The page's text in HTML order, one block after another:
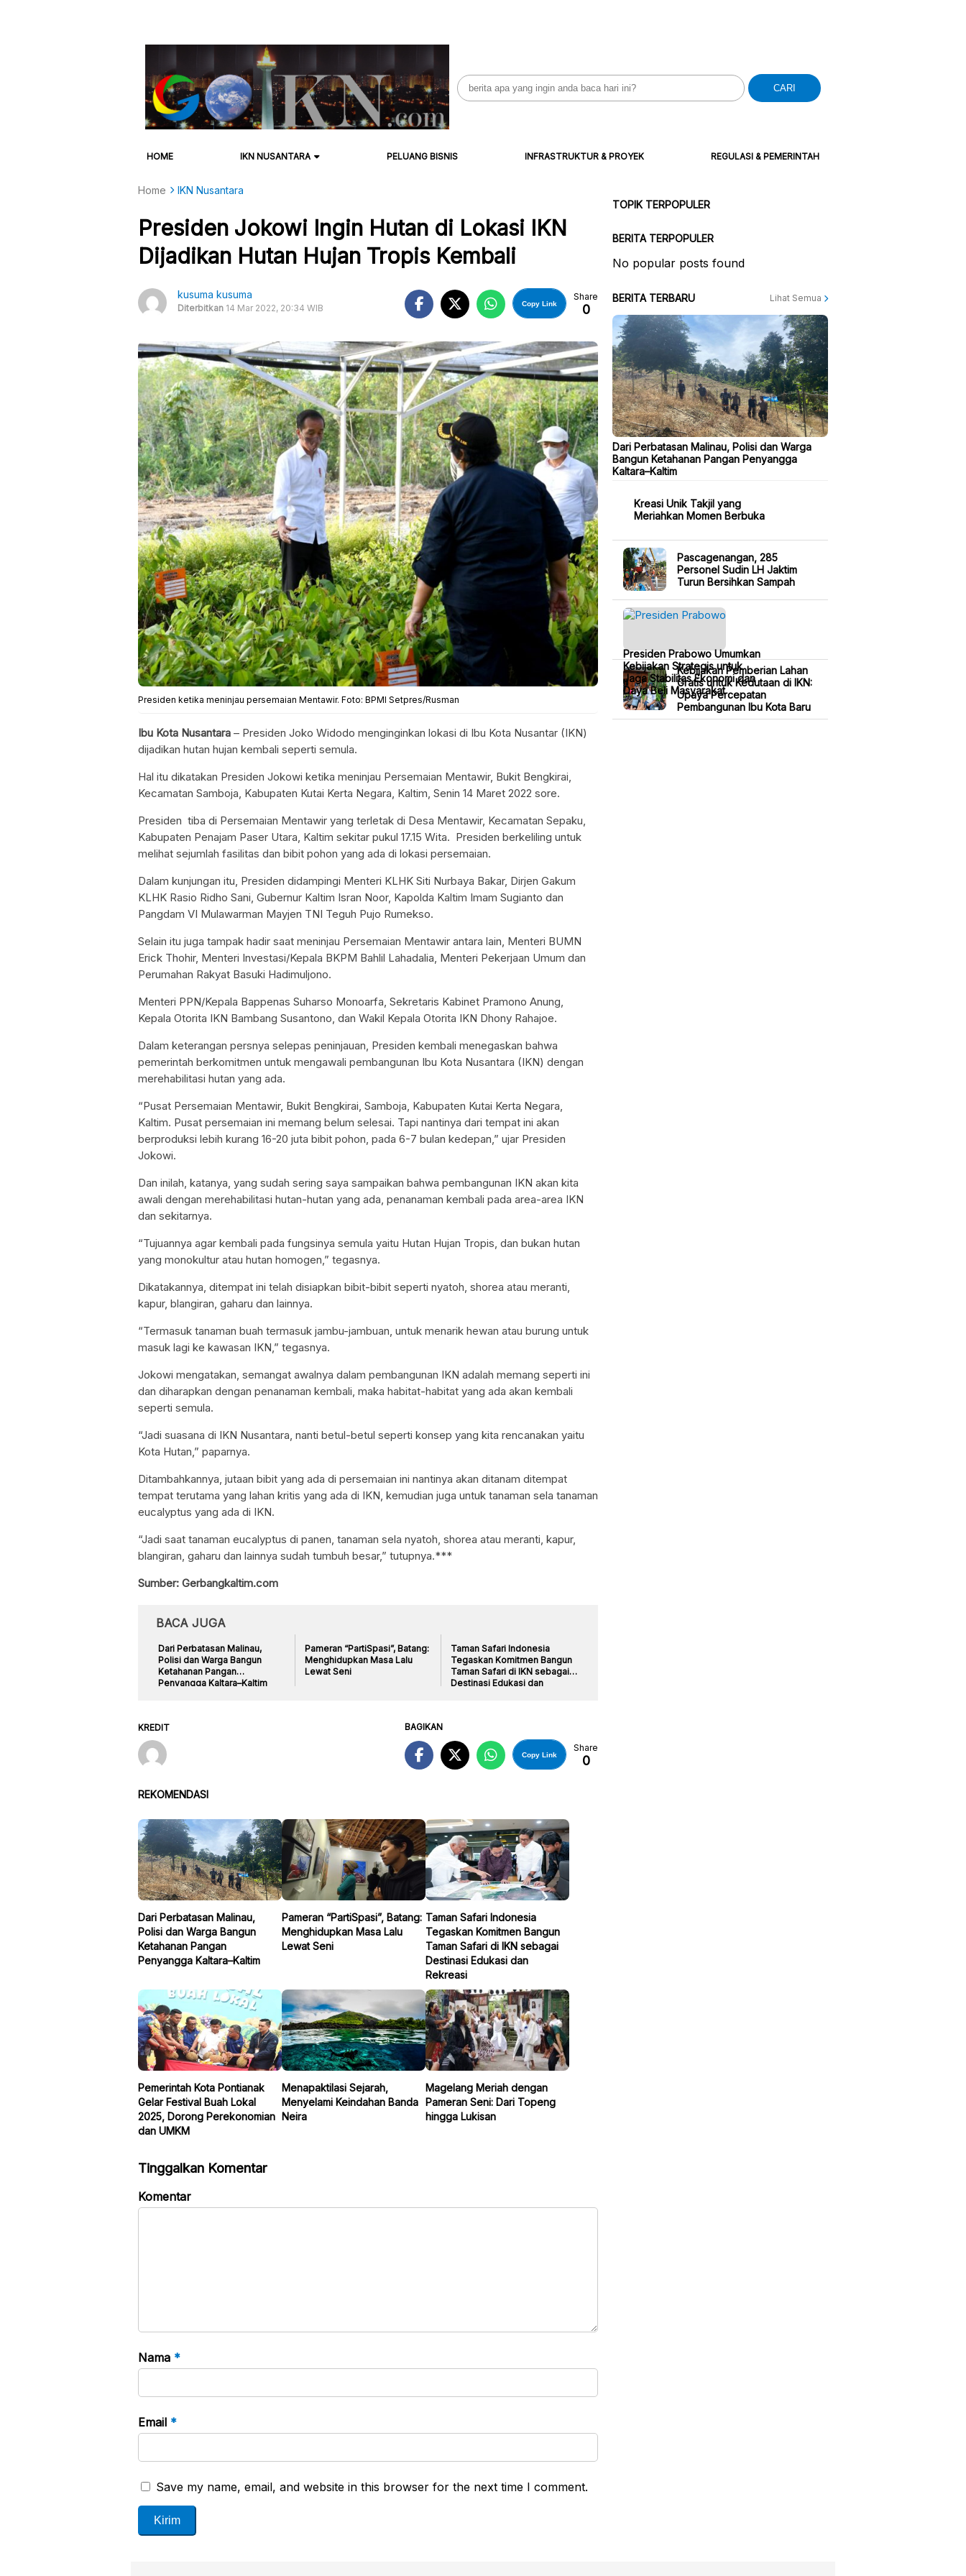
Search
for:
CARI
HOME IKN NUSANTARA PELUANG BISNIS INFRASTRUKTUR & PROYEK REGULASI & PEMERINTAH
Home IKN Nusantara
Presiden Jokowi Ingin Hutan di Lokasi IKN
Dijadikan Hutan Hujan Tropis Kembali
kusuma kusuma
Diterbitkan 14 Mar 2022, 20:34 WIB Copy Link
Share
0
Presiden ketika meninjau persemaian Mentawir. Foto: BPMI Setpres/Rusman
Ibu Kota Nusantara – Presiden Joko Widodo menginginkan lokasi di Ibu Kota Nusantar (IKN)
dijadikan hutan hujan kembali seperti semula.
Hal itu dikatakan Presiden Jokowi ketika meninjau Persemaian Mentawir, Bukit Bengkirai,
Kecamatan Samboja, Kabupaten Kutai Kerta Negara, Kaltim, Senin 14 Maret 2022 sore.
Presiden tiba di Persemaian Mentawir yang terletak di Desa Mentawir, Kecamatan Sepaku,
Kabupaten Penajam Paser Utara, Kaltim sekitar pukul 17.15 Wita. Presiden berkeliling untuk
melihat sejumlah fasilitas dan bibit pohon yang ada di lokasi persemaian.
Dalam kunjungan itu, Presiden didampingi Menteri KLHK Siti Nurbaya Bakar, Dirjen Gakum
KLHK Rasio Ridho Sani, Gubernur Kaltim Isran Noor, Kapolda Kaltim Imam Sugianto dan
Pangdam VI Mulawarman Mayjen TNI Teguh Pujo Rumekso.
Selain itu juga tampak hadir saat meninjau Persemaian Mentawir antara lain, Menteri BUMN
Erick Thohir, Menteri Investasi/Kepala BKPM Bahlil Lahadalia, Menteri Pekerjaan Umum dan
Perumahan Rakyat Basuki Hadimuljono.
Menteri PPN/Kepala Bappenas Suharso Monoarfa, Sekretaris Kabinet Pramono Anung,
Kepala Otorita IKN Bambang Susantono, dan Wakil Kepala Otorita IKN Dhony Rahajoe.
Dalam keterangan persnya selepas peninjauan, Presiden kembali menegaskan bahwa
pemerintah berkomitmen untuk mengawali pembangunan Ibu Kota Nusantara (IKN) dengan
merehabilitasi hutan yang ada.
“Pusat Persemaian Mentawir, Bukit Bengkirai, Samboja, Kabupaten Kutai Kerta Negara,
Kaltim. Pusat persemaian ini memang belum selesai. Tapi nantinya dari tempat ini akan
berproduksi lebih kurang 16-20 juta bibit pohon, pada 6-7 bulan kedepan,” ujar Presiden
Jokowi.
Dan inilah, katanya, yang sudah sering saya sampaikan bahwa pembangunan IKN akan kita
awali dengan merehabilitasi hutan-hutan yang ada, penanaman kembali pada area-area IKN
dan sekitarnya.
“Tujuannya agar kembali pada fungsinya semula yaitu Hutan Hujan Tropis, dan bukan hutan
yang monokultur atau hutan homogen,” tegasnya.
Dikatakannya, ditempat ini telah disiapkan bibit-bibit seperti nyatoh, shorea atau meranti,
kapur, blangiran, gaharu dan lainnya.
“Termasuk tanaman buah termasuk jambu-jambuan, untuk menarik hewan atau burung untuk
masuk lagi ke kawasan IKN,” tegasnya.
Jokowi mengatakan, semangat awalnya dalam pembangunan IKN adalah memang seperti ini
dan diharapkan dengan penanaman kembali, maka habitat-habitat yang ada akan kembali
seperti semula.
“Jadi suasana di IKN Nusantara, nanti betul-betul seperti konsep yang kita rencanakan yaitu
Kota Hutan,” paparnya.
Ditambahkannya, jutaan bibit yang ada di persemaian ini nantinya akan ditanam ditempat
tempat terutama yang lahan kritis yang ada di IKN, kemudian juga untuk tanaman sela tanaman
eucalyptus yang ada di IKN.
“Jadi saat tanaman eucalyptus di panen, tanaman sela nyatoh, shorea atau meranti, kapur,
blangiran, gaharu dan lainnya sudah tumbuh besar,” tutupnya.***
Sumber: Gerbangkaltim.com
BACA JUGA
Dari Perbatasan Malinau,
Polisi dan Warga Bangun
Ketahanan Pangan
Penyangga Kaltara–Kaltim
Pameran “PartiSpasi”, Batang:
Menghidupkan Masa Lalu
Lewat Seni
Taman Safari Indonesia
Tegaskan Komitmen Bangun
Taman Safari di IKN sebagai
Destinasi Edukasi dan
KREDIT BAGIKAN
Copy Link
Share
0
REKOMENDASI
Dari Perbatasan Malinau,
Polisi dan Warga Bangun
Ketahanan Pangan
Penyangga Kaltara–Kaltim
Pameran “PartiSpasi”, Batang:
Menghidupkan Masa Lalu
Lewat Seni
Taman Safari Indonesia
Tegaskan Komitmen Bangun
Taman Safari di IKN sebagai
Destinasi Edukasi dan
Rekreasi
Pemerintah Kota Pontianak
Gelar Festival Buah Lokal
2025, Dorong Perekonomian
dan UMKM
Menapaktilasi Sejarah,
Menyelami Keindahan Banda
Neira
Magelang Meriah dengan
Pameran Seni: Dari Topeng
hingga Lukisan
Tinggalkan Komentar
Komentar
Nama *
Email *
Save my name, email, and website in this browser for the next time I comment.
TOPIK TERPOPULER
BERITA TERPOPULER
No popular posts found
BERITA TERBARU Lihat Semua
Dari Perbatasan Malinau, Polisi dan Warga
Bangun Ketahanan Pangan Penyangga
Kaltara–Kaltim
Kreasi Unik Takjil yang
Meriahkan Momen Berbuka
Pascagenangan, 285
Personel Sudin LH Jaktim
Turun Bersihkan Sampah
Presiden Prabowo Umumkan
Kebijakan Strategis untuk
Jaga Stabilitas Ekonomi dan
Daya Beli Masyarakat
Kebijakan Pemberian Lahan
Gratis untuk Kedutaan di IKN:
Upaya Percepatan
Pembangunan Ibu Kota Baru